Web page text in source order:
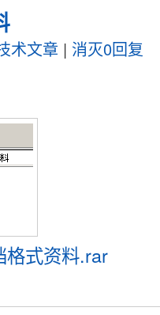
术文章 | 消灭0回复
格式资料.rar